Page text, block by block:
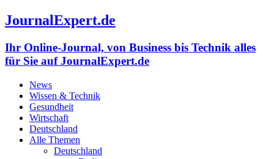
JournalExpert.de
Ihr Online-Journal, von Business bis Technik alles
für Sie auf JournalExpert.de
News
Wissen & Technik
Gesundheit
Wirtschaft
Deutschland
Alle Themen
Deutschland